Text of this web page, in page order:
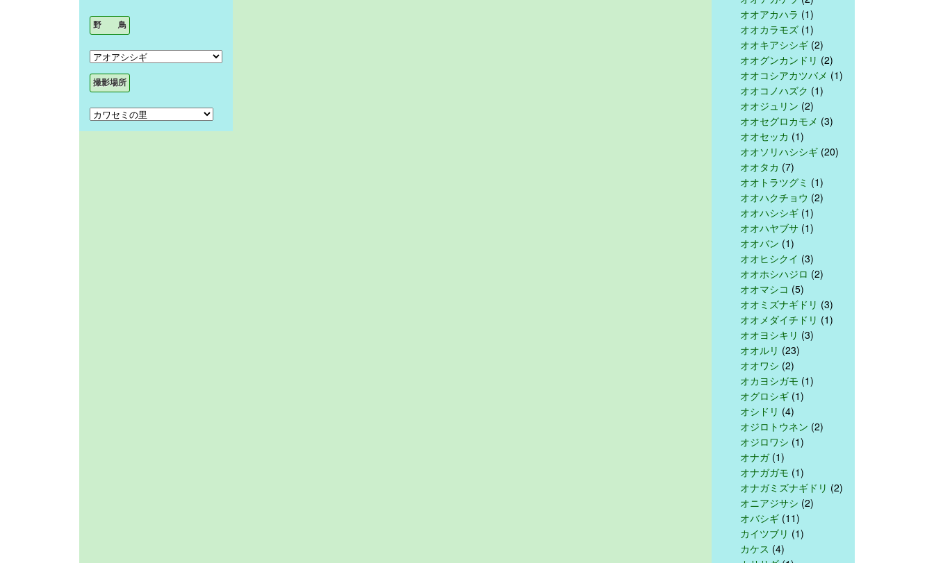
オオアカハラ (1)
オオカラモズ (1)
オオキアシシギ (2)
オオグンカンドリ (2)
オオコシアカツバメ (1)
オオコノハズク (1)
オオジュリン (2)
オオセグロカモメ (3)
オオセッカ (1)
オオソリハシシギ (20)
オオタカ (7)
オオトラツグミ (1)
オオハクチョウ (2)
オオハシシギ (1)
オオハヤブサ (1)
オオバン (1)
オオヒシクイ (3)
オオホシハジロ (2)
オオマシコ (5)
オオミズナギドリ (3)
オオメダイチドリ (1)
オオヨシキリ (3)
オオルリ (23)
オオワシ (2)
オカヨシガモ (1)
オグロシギ (1)
オシドリ (4)
オジロトウネン (2)
オジロワシ (1)
オナガ(1)
オナガガモ (1)
オナガミズナギドリ (2)
オニアジサシ (2)
オバシギ (11)
カイツブリ (1)
カケス (4)